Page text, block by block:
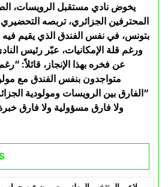
يخوض نادي مستقبل الرويسات،
المحترفين الجزائري، تربصه
بتونس، في نفس الفندق الذي يقيم فيه
ورغم قلة الإمكانيات، عبّر رئيس
عن فخره بهذا الإنجاز، قائلاً: “رغم
متواجدون بنفس الفندق مع
“الفارق بين الرويسات ومولودية
ولا فارق مسؤولية ولا فارق